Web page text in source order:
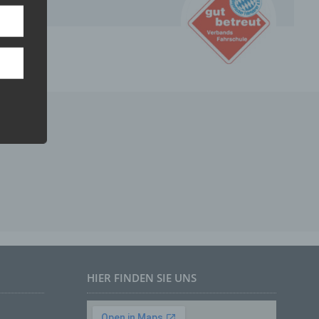
HIER FINDEN SIE UNS